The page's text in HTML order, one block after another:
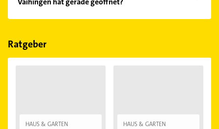
Empfehlungen. Die Suchergebnisse können Sie sich
einfach nachBewertungensortiert anzeigen lassen.
Im Anbieter-Bereich finden Sie alleÖffnungszeiten.
Feiertagen abweichen können.
Ratgeber
HAUS & GARTEN HAUS & GARTEN